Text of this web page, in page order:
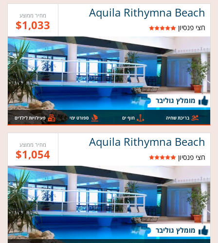
Aquila Rithymna Beach
חצי פנסיון
מחיר ממוצע
$1,033
מומלץ גוליבר
בריכת שחיה חוף ים ספורט ימי פעילויות לילדים
Aquila Rithymna Beach
חצי פנסיון
מחיר ממוצע
$1,054
מומלץ גוליבר